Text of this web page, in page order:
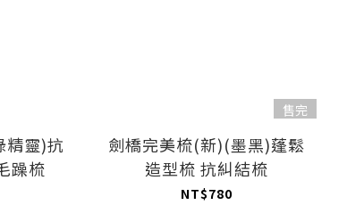
精靈)抗
躁梳
售完
劍橋完美梳(新)(墨黑)蓬鬆
造型梳 抗糾結梳
NT$780